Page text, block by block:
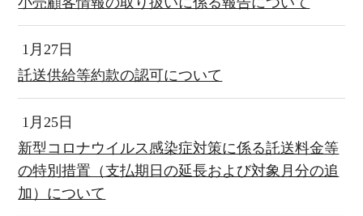
1月27日
託送供給等約款の認可について
1月25日
新型コロナウイルス感染症対策に係る託送料金等
の特別措置（支払期日の延長および対象月分の追
加）について